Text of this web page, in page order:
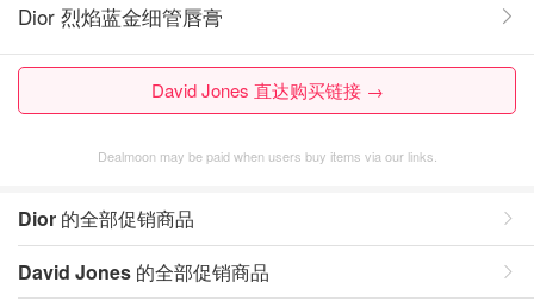
Dior 烈焰蓝金细管唇膏
David Jones 直达购买链接 →
Dealmoon may be paid when users buy items via our links.
Dior 的全部促销商品
David Jones 的全部促销商品